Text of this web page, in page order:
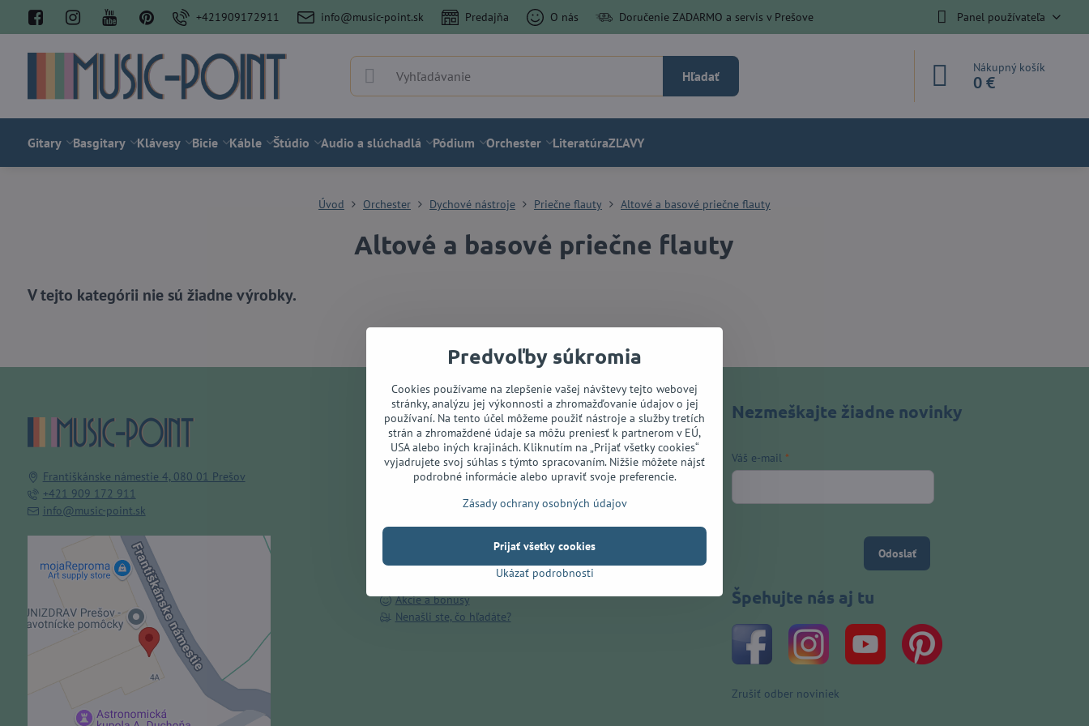
+421909172911 info@music-point.sk Predajňa O nás Doručenie ZADARMO a servis v Prešove Panel používateľa
Hľadať
Nákupný košík
0 €
Gitary Basgitary Klávesy Bicie Káble Štúdio Audio a slúchadlá Pódium Orchester LiteratúraZĽAVY
Úvod Orchester Dychové nástroje Priečne flauty Altové a basové priečne flauty
Altové a basové priečne flauty
Františkánske námestie 4, 080 01 Prešov
+421 909 172 911
info@music-point.sk
Externý obsah je blokovaný
Voľbami súkromia
Prajete si načítať externý obsah?
Povoliť tentokrát
Povoliť a zapamätať - súhlas s
druhom cookie: Funkčné
Všetko o nákupe
Doručenie ZADARMO v Prešove
O nás
Kamenná predajňa
Obchodné podmienky
Ochrana osobných údajov
Spôsoby dopravy
Reklamácie
Akcie a bonusy
Nenašli ste, čo hľadáte?
Nezmeškajte žiadne novinky
Váš e-mail*
Odoslať
Špehujte nás aj tu
Zrušiť odber noviniek
Predvoľby súkromia
Cookies používame na zlepšenie vašej návštevy tejto webovej
stránky, analýzu jej výkonnosti a zhromažďovanie údajov o jej
používaní. Na tento účel môžeme použiť nástroje a služby tretích
strán a zhromaždené údaje sa môžu preniesť k partnerom v EÚ,
USA alebo iných krajinách. Kliknutím na „Prijať všetky cookies“
vyjadrujete svoj súhlas s týmto spracovaním. Nižšie môžete nájsť
podrobné informácie alebo upraviť svoje preferencie.
Zásady ochrany osobných údajov
Ukázať podrobnosti
Prijať všetky cookies